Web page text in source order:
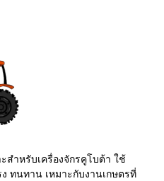
สำหรับเครื่องจักรคูโบต้า ใช้
ทนทาน เหมาะกับงานเกษตรที่